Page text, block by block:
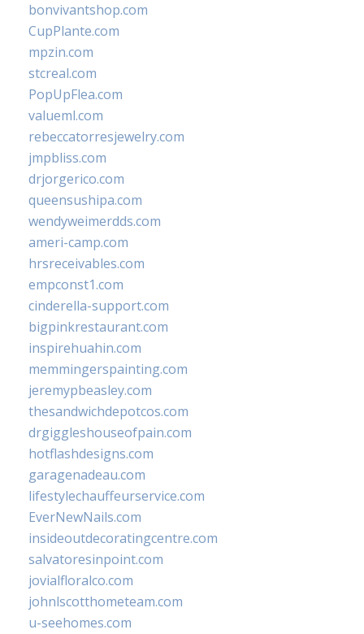
bonvivantshop.com
CupPlante.com
mpzin.com
stcreal.com
PopUpFlea.com
valueml.com
rebeccatorresjewelry.com
jmpbliss.com
drjorgerico.com
queensushipa.com
wendyweimerdds.com
ameri-camp.com
hrsreceivables.com
empconst1.com
cinderella-support.com
bigpinkrestaurant.com
inspirehuahin.com
memmingerspainting.com
jeremypbeasley.com
thesandwichdepotcos.com
drgiggleshouseofpain.com
hotflashdesigns.com
garagenadeau.com
lifestylechauffeurservice.com
EverNewNails.com
insideoutdecoratingcentre.com
salvatoresinpoint.com
jovialfloralco.com
johnlscotthometeam.com
u-seehomes.com